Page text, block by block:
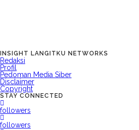
INSIGHT LANGITKU NETWORKS
Redaksi
Profil
Pedoman Media Siber
Disclaimer
Copyright
STAY CONNECTED
followers
followers